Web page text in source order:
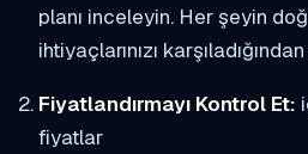
planı inceleyin. Her şeyin
ihtiyaçlarınızı
Fiyatlandırmayı Kontrol Et:
fiyatlar